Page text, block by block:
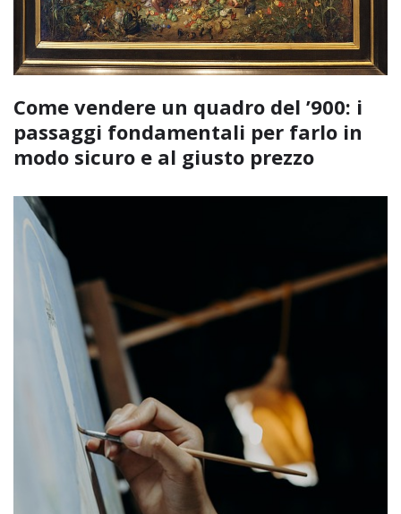
Come vendere un quadro del ’900: i
passaggi fondamentali per farlo in
modo sicuro e al giusto prezzo